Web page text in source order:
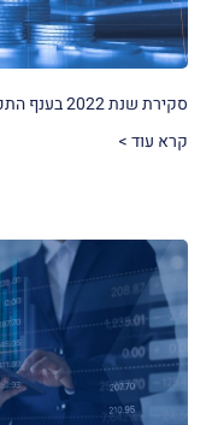
סקירת שנת 2022 בענף התכנון
קרא עוד >